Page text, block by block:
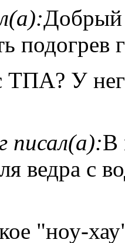
Добрый
подогрев
ТПА? У
писал(а):В
ведра с
"ноу-